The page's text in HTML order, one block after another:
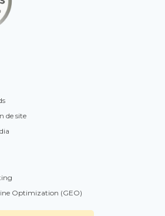
de site
Optimization (GEO)